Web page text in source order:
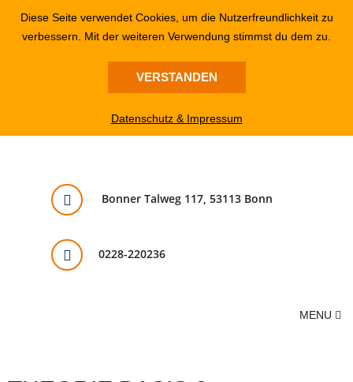
Bonner Talweg 117, 53113 Bonn
0228-220236
MENU
Diese Seite verwendet Cookies, um die Nutzerfreundlichkeit zu
verbessern. Mit der weiteren Verwendung stimmst du dem zu.
VERSTANDEN
Datenschutz & Impressum